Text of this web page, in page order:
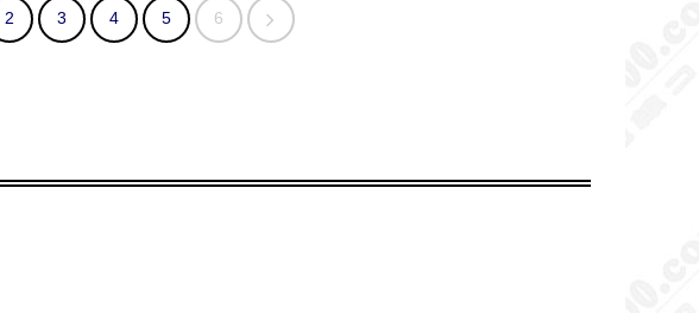
2 3 4 5 6